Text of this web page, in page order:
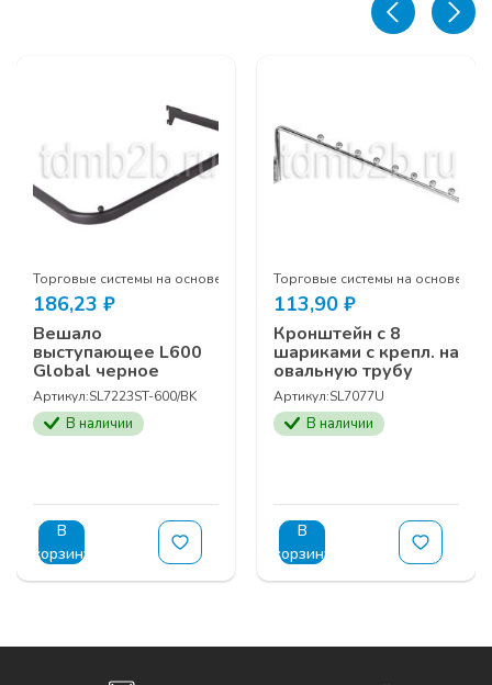
стойки
Торговые системы на основе перфорированной стойки
186,23 ₽
Вешало
выступающее L600
Global черное
Артикул:SL7223ST-600/BK
В наличии
В
корзину
Торговые системы на основе
113,90 ₽
Кронштейн с 8
шариками с крепл. на
овальную трубу
Артикул:SL7077U
В наличии
В
корзину